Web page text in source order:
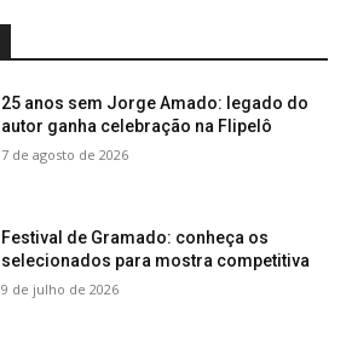
25 anos sem Jorge Amado: legado do
autor ganha celebração na Flipelô
7 de agosto de 2026
Festival de Gramado: conheça os
selecionados para mostra competitiva
9 de julho de 2026